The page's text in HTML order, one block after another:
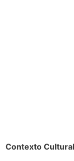
Contexto